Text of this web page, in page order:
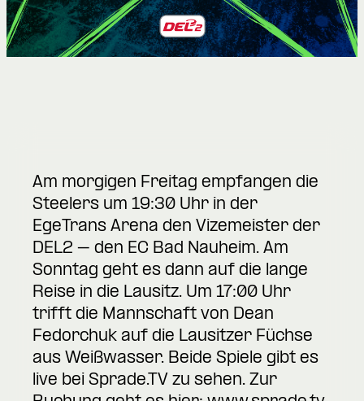
Am morgigen Freitag empfangen die
Steelers um 19:30 Uhr in der
EgeTrans Arena den Vizemeister der
DEL2 – den EC Bad Nauheim. Am
Sonntag geht es dann auf die lange
Reise in die Lausitz. Um 17:00 Uhr
trifft die Mannschaft von Dean
Fedorchuk auf die Lausitzer Füchse
aus Weißwasser. Beide Spiele gibt es
live bei Sprade.TV zu sehen. Zur